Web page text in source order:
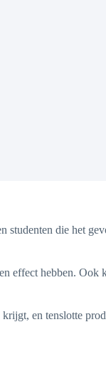
die het
effect hebben.
en tenslotte